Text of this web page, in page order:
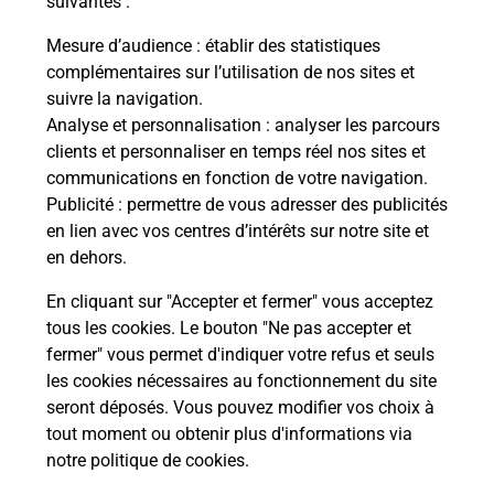
Mesure d’audience : établir des statistiques
complémentaires sur l’utilisation de nos sites et
suivre la navigation.
Analyse et personnalisation : analyser les parcours
clients et personnaliser en temps réel nos sites et
communications en fonction de votre navigation.
Publicité : permettre de vous adresser des publicités
en lien avec vos centres d’intérêts sur notre site et
en dehors.
En cliquant sur "Accepter et fermer" vous acceptez
tous les cookies. Le bouton "Ne pas accepter et
fermer" vous permet d'indiquer votre refus et seuls
les cookies nécessaires au fonctionnement du site
seront déposés. Vous pouvez modifier vos choix à
tout moment ou obtenir plus d'informations via
notre politique de cookies.
code de la route ?
Comment s'inscrire au code de la
route ?
Combien de fautes pour le code de la
route ?
En Savoir Plus sur Granville